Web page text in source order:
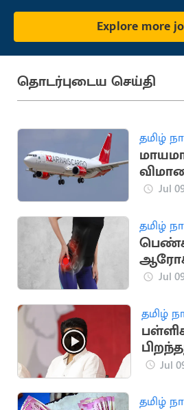
Explore more
தொடர்புடைய செய்தி
தமிழ்
Jul
தமிழ்
Jul
தமிழ்
Jul
தமிழ்